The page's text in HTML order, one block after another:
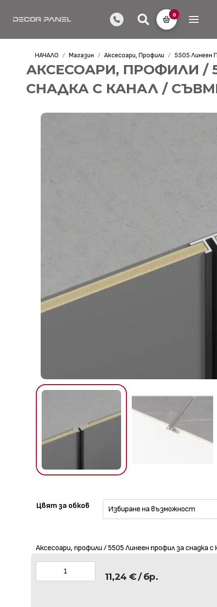
0
НАЧАЛО / Магазин / Аксесоари, Профили / 5505 Линеен
АКСЕСОАРИ, ПРОФИЛИ /
СНАДКА С КАНАЛ /
Цвят за обков
Аксесоари, профили / 5505 Линеен профил за снадка с
11,24 €/ бр.